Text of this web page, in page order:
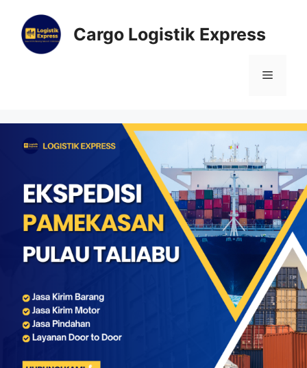
Cargo Logistik Express